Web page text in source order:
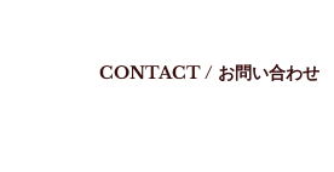
CONTACT / お問い合わせ